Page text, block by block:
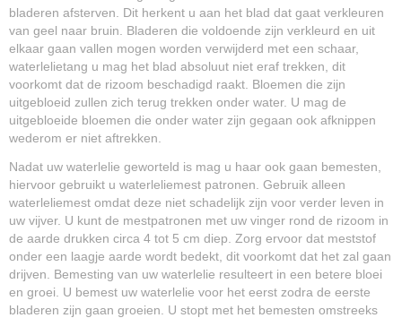
bladeren afsterven. Dit herkent u aan het blad dat gaat verkleuren
van geel naar bruin. Bladeren die voldoende zijn verkleurd en uit
elkaar gaan vallen mogen worden verwijderd met een schaar,
waterlelietang u mag het blad absoluut niet eraf trekken, dit
voorkomt dat de rizoom beschadigd raakt. Bloemen die zijn
uitgebloeid zullen zich terug trekken onder water. U mag de
uitgebloeide bloemen die onder water zijn gegaan ook afknippen
wederom er niet aftrekken.
Nadat uw waterlelie geworteld is mag u haar ook gaan bemesten,
hiervoor gebruikt u waterleliemest patronen. Gebruik alleen
waterleliemest omdat deze niet schadelijk zijn voor verder leven in
uw vijver. U kunt de mestpatronen met uw vinger rond de rizoom in
de aarde drukken circa 4 tot 5 cm diep. Zorg ervoor dat meststof
onder een laagje aarde wordt bedekt, dit voorkomt dat het zal gaan
drijven. Bemesting van uw waterlelie resulteert in een betere bloei
en groei. U bemest uw waterlelie voor het eerst zodra de eerste
bladeren zijn gaan groeien. U stopt met het bemesten omstreeks